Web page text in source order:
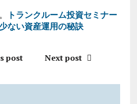
トランクルーム投資セミナー
ない資産運用の秘訣
post Next post